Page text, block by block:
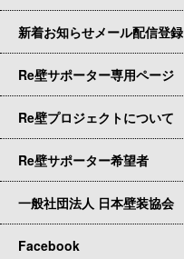
新着お知らせメール配信登録
Re壁サポーター専用ページ
Re壁プロジェクトについて
Re壁サポーター希望者
一般社団法人 日本壁装協会
Facebook